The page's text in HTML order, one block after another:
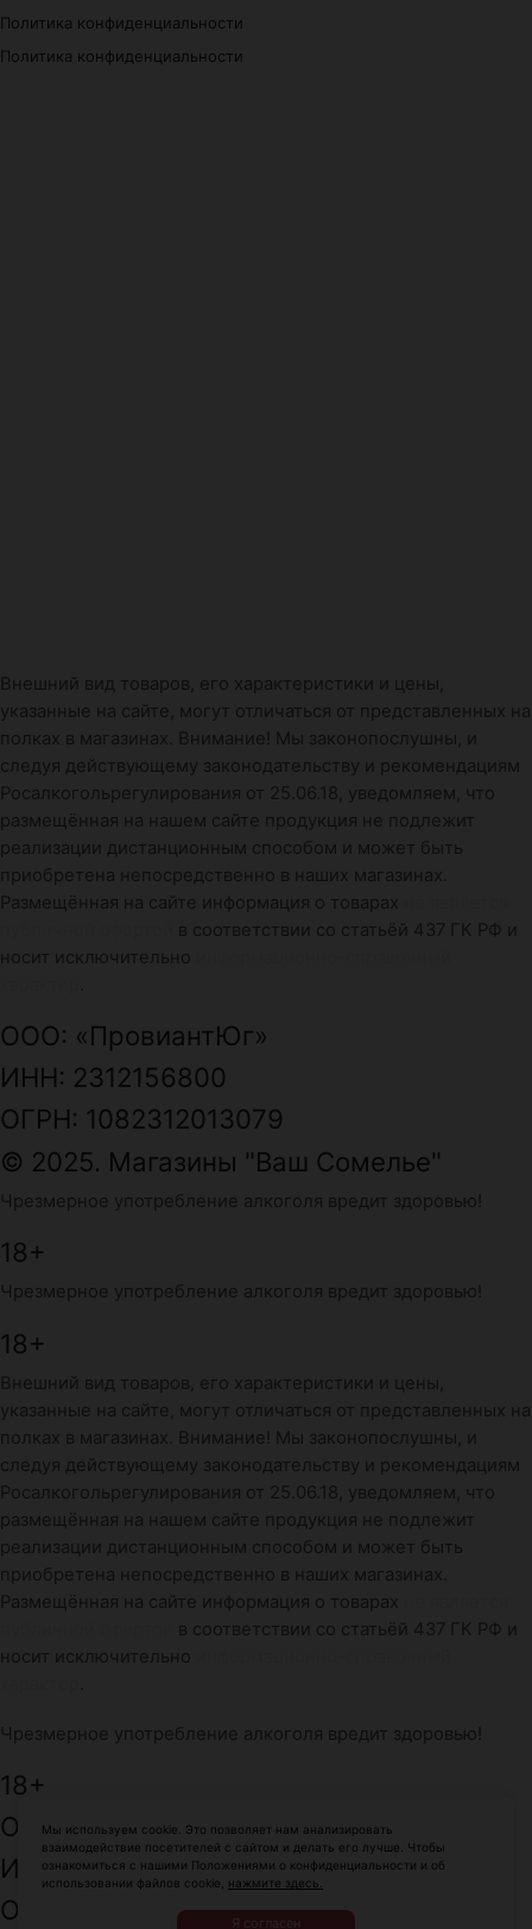
Политика конфиденциальности
Политика конфиденциальности
Внешний вид товаров, его характеристики и цены,
указанные на сайте, могут отличаться от представленных на
полках в магазинах. Внимание! Мы законопослушны, и
следуя действующему законодательству и рекомендациям
Росалкогольрегулирования от 25.06.18, уведомляем, что
размещённая на нашем сайте продукция не подлежит
реализации дистанционным способом и может быть
приобретена непосредственно в наших магазинах.
Размещённая на сайте информация о товарах
в соответствии со статьёй 437 ГК РФ и
носит исключительно
ООО: «ПровиантЮг»
ИНН: 2312156800
ОГРН: 1082312013079
© 2025. Магазины "Ваш Сомелье"
Чрезмерное употребление алкоголя вредит здоровью!
18+
Чрезмерное употребление алкоголя вредит здоровью!
18+
Внешний вид товаров, его характеристики и цены,
указанные на сайте, могут отличаться от представленных на
полках в магазинах. Внимание! Мы законопослушны, и
следуя действующему законодательству и рекомендациям
Росалкогольрегулирования от 25.06.18, уведомляем, что
размещённая на нашем сайте продукция не подлежит
реализации дистанционным способом и может быть
приобретена непосредственно в наших магазинах.
Размещённая на сайте информация о товарах
в соответствии со статьёй 437 ГК РФ и
носит исключительно
Чрезмерное употребление алкоголя вредит здоровью!
18+
ООО: «ПровиантЮг»
ИНН: 2312156800
ОГРН: 1082312013079
Мы используем cookie. Это позволяет нам анализировать
взаимодействие посетителей с сайтом и делать его лучше. Чтобы
ознакомиться с нашими Положениями о конфиденциальности и об
использовании файлов cookie, нажмите здесь.
Я согласен